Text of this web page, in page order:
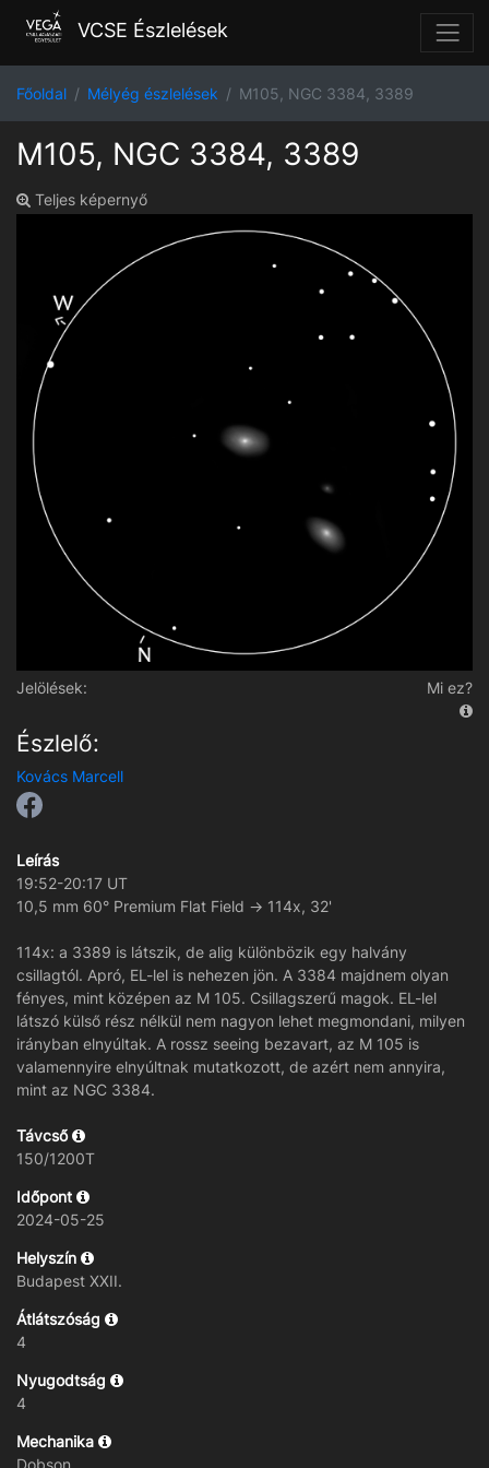
VCSE Észlelések
Főoldal Mélyég észlelések M105, NGC 3384, 3389
M105, NGC 3384, 3389
Teljes képernyő
Jelölések: Mi ez?
Észlelő:
Kovács Marcell
Leírás
19:52-20:17 UT
10,5 mm 60° Premium Flat Field -> 114x, 32'
114x: a 3389 is látszik, de alig különbözik egy halvány
csillagtól. Apró, EL-lel is nehezen jön. A 3384 majdnem olyan
fényes, mint középen az M 105. Csillagszerű magok. EL-lel
látszó külső rész nélkül nem nagyon lehet megmondani, milyen
irányban elnyúltak. A rossz seeing bezavart, az M 105 is
valamennyire elnyúltnak mutatkozott, de azért nem annyira,
mint az NGC 3384.
Távcső
150/1200T
Időpont
2024-05-25
Helyszín
Budapest XXII.
Átlátszóság
4
Nyugodtság
4
Mechanika
Dobson